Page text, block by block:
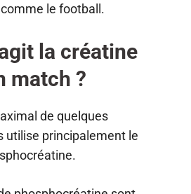
le football.
la créatine
match ?
de quelques
utilise principalement le